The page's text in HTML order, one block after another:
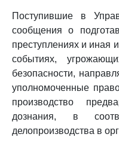
Поступившие в
сообщения о
преступлениях и иная
событиях,
безопасности,
уполномоченные
производство
дознания, в
делопроизводства в